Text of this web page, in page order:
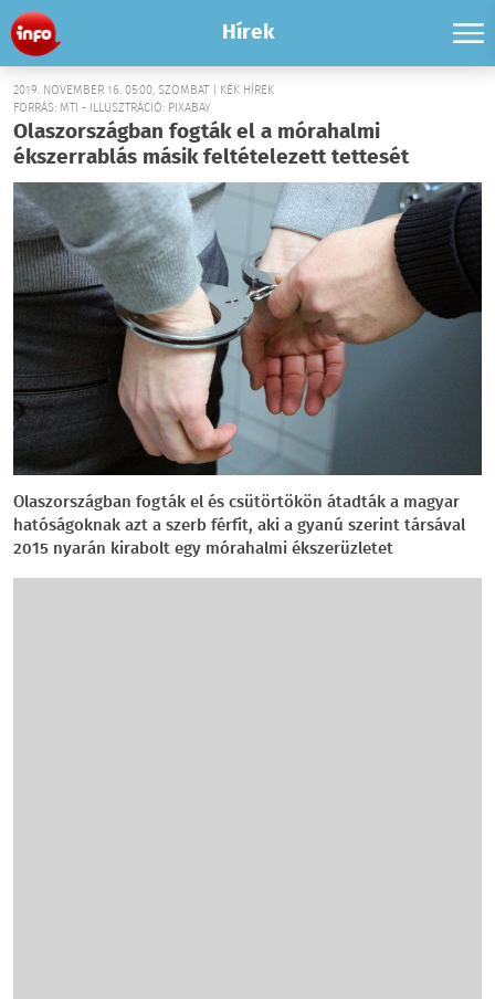
Hírek
2019. NOVEMBER 16. 05:00, SZOMBAT | KÉK HÍREK
FORRÁS: MTI - ILLUSZTRÁCIÓ: PIXABAY
Olaszországban fogták el a mórahalmi
ékszerrablás másik feltételezett tettesét
Olaszországban fogták el és csütörtökön átadták a magyar
hatóságoknak azt a szerb férfit, aki a gyanú szerint társával
2015 nyarán kirabolt egy mórahalmi ékszerüzletet